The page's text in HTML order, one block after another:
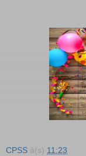
CPSS à(s) 11:23